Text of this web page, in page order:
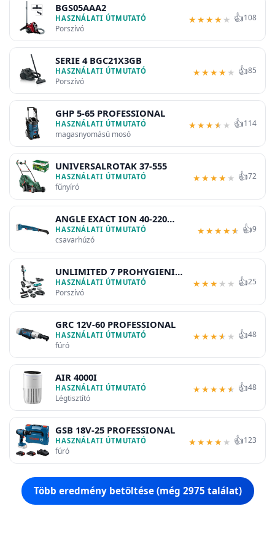
BGS05AAA2
HASZNÁLATI ÚTMUTATÓ
Porszívó
★★★★ ★ 👍108
SERIE 4 BGC21X3GB
HASZNÁLATI ÚTMUTATÓ
Porszívó
★★★★ ★ 👍85
GHP 5-65 PROFESSIONAL
HASZNÁLATI ÚTMUTATÓ
magasnyomású mosó
★★★★ ★ 👍114
UNIVERSALROTAK 37-555
HASZNÁLATI ÚTMUTATÓ
fűnyíró
★★★★ ★ 👍72
ANGLE EXACT ION 40-220
PROFESSIONAL
HASZNÁLATI ÚTMUTATÓ
csavarhúzó
★★★★★ 👍9
UNLIMITED 7 PROHYGIENIC
AQUA BSS712XHYG
HASZNÁLATI ÚTMUTATÓ
Porszívó
★★★ ★ ★ 👍25
GRC 12V-60 PROFESSIONAL
HASZNÁLATI ÚTMUTATÓ
fúró
★★★★ ★ 👍48
AIR 4000I
HASZNÁLATI ÚTMUTATÓ
Légtisztító
★★★★★ 👍48
GSB 18V-25 PROFESSIONAL
HASZNÁLATI ÚTMUTATÓ
fúró
★★★★ ★ 👍123
Több eredmény betöltése (még 2975 találat)